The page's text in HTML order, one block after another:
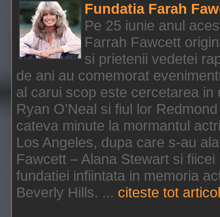
Fundatia Farah
Pe 25 iunie anul
Farrah Fawcett
si prietenii vedetei
de ani au comemorat
al carui scop este cercetarea
Ryan O’Neal si fiul lor
cateva minute la mormantul
Los Angeles, dupa care s-au
Fawcett – Alana Stewart si fiicei
fundatiei infiintata in memoria
Beverly Hills. ... citeste tot